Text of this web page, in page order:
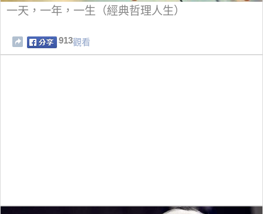
一天，一年，一生（經典哲理人生）
913觀看